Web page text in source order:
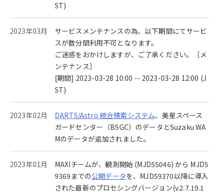
ST)
2023年03月
サービスメンテナンスの為、以下期間にてサービ
スが数分間利用不可となります。
ご迷惑をおかけしますが、ご了承ください。［メ
ンテナンス］
[期間] 2023-03-28 10:00 -- 2023-03-28 12:00 (J
ST)
2023年02月 DARTS/Astro 統合検索システム、美星スペース
ガードセンター（BSGC）のデータとSuzaku WA
Mのデータが追加されました。
2023年01月
MAXIチームが、観測開始 (MJD55046) から MJD5
9369までの公開データを、MJD59370以降に導入
された最新のプロセシングバージョン(v.2.7.19.1